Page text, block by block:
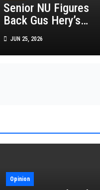
Senior NU Figures
Back Gus Hery’s
PBNU Chairmanship
Bid as Said Aqil
Offers Blessing
JUN 25, 2026
Opinion